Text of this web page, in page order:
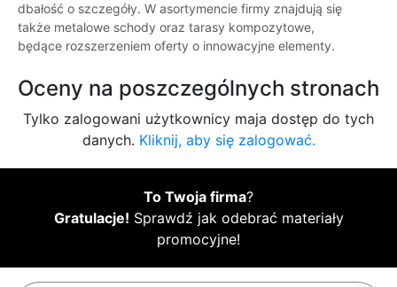
dbałość o szczegóły. W asortymencie firmy znajdują się
także metalowe schody oraz tarasy kompozytowe,
będące rozszerzeniem oferty o innowacyjne elementy.
Oceny na poszczególnych stronach
Tylko zalogowani użytkownicy maja dostęp do tych
danych. Kliknij, aby się zalogować.
To Twoja firma?
Gratulacje! Sprawdź jak odebrać materiały
promocyjne!